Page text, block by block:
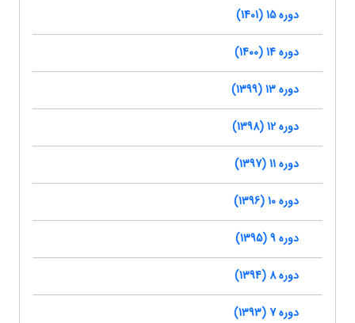
دوره 15 (1401)
دوره 14 (1400)
دوره 13 (1399)
دوره 12 (1398)
دوره 11 (1397)
دوره 10 (1396)
دوره 9 (1395)
دوره 8 (1394)
دوره 7 (1393)